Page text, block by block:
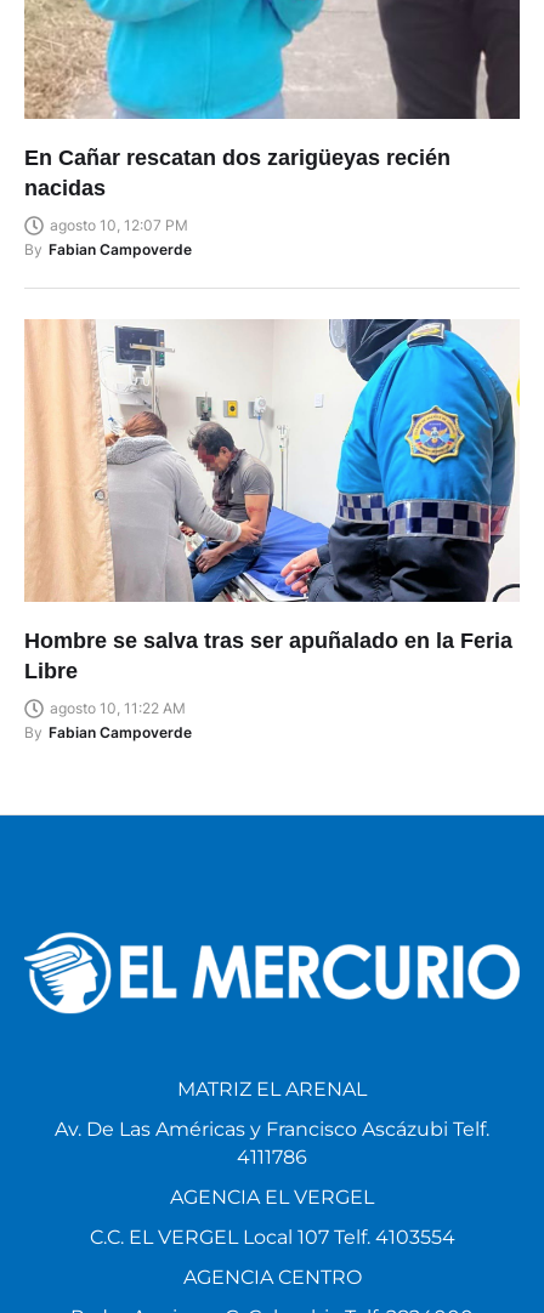
En Cañar rescatan dos zarigüeyas recién
nacidas
agosto 10, 12:07 PM
By Fabian Campoverde
Hombre se salva tras ser apuñalado en la Feria
Libre
agosto 10, 11:22 AM
By Fabian Campoverde
MATRIZ EL ARENAL
Av. De Las Américas y Francisco Ascázubi Telf.
4111786
AGENCIA EL VERGEL
C.C. EL VERGEL Local 107 Telf. 4103554
AGENCIA CENTRO